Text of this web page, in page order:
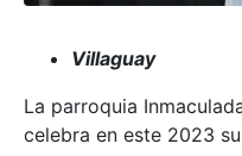
Villaguay
La parroquia
celebra en este 2023